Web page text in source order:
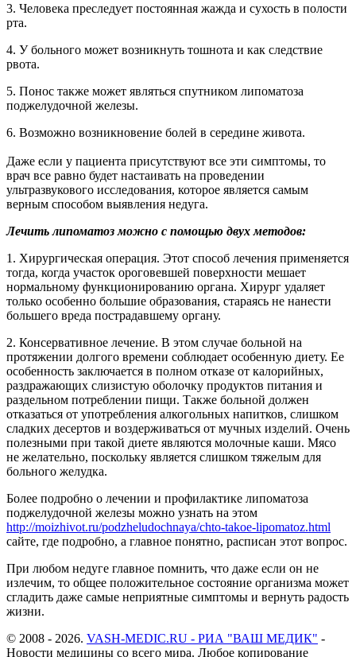
3. Человека преследует постоянная жажда и сухость в полости
рта.
4. У больного может возникнуть тошнота и как следствие
рвота.
5. Понос также может являться спутником липоматоза
поджелудочной железы.
6. Возможно возникновение болей в середине живота.
Даже если у пациента присутствуют все эти симптомы, то
врач все равно будет настаивать на проведении
ультразвукового исследования, которое является самым
верным способом выявления недуга.
Лечить липоматоз можно с помощью двух методов:
1. Хирургическая операция. Этот способ лечения применяется
тогда, когда участок ороговевшей поверхности мешает
нормальному функционированию органа. Хирург удаляет
только особенно большие образования, стараясь не нанести
большего вреда пострадавшему органу.
2. Консервативное лечение. В этом случае больной на
протяжении долгого времени соблюдает особенную диету. Ее
особенность заключается в полном отказе от калорийных,
раздражающих слизистую оболочку продуктов питания и
раздельном потреблении пищи. Также больной должен
отказаться от употребления алкогольных напитков, слишком
сладких десертов и воздерживаться от мучных изделий. Очень
полезными при такой диете являются молочные каши. Мясо
не желательно, поскольку является слишком тяжелым для
больного желудка.
Более подробно о лечении и профилактике липоматоза
поджелудочной железы можно узнать на этом
http://moizhivot.ru/podzheludochnaya/chto-takoe-lipomatoz.html
сайте, где подробно, а главное понятно, расписан этот вопрос.
При любом недуге главное помнить, что даже если он не
излечим, то общее положительное состояние организма может
сгладить даже самые неприятные симптомы и вернуть радость
жизни.
© 2008 - 2026. VASH-MEDIC.RU - РИА "ВАШ МЕДИК" -
Новости медицины со всего мира. Любое копирование